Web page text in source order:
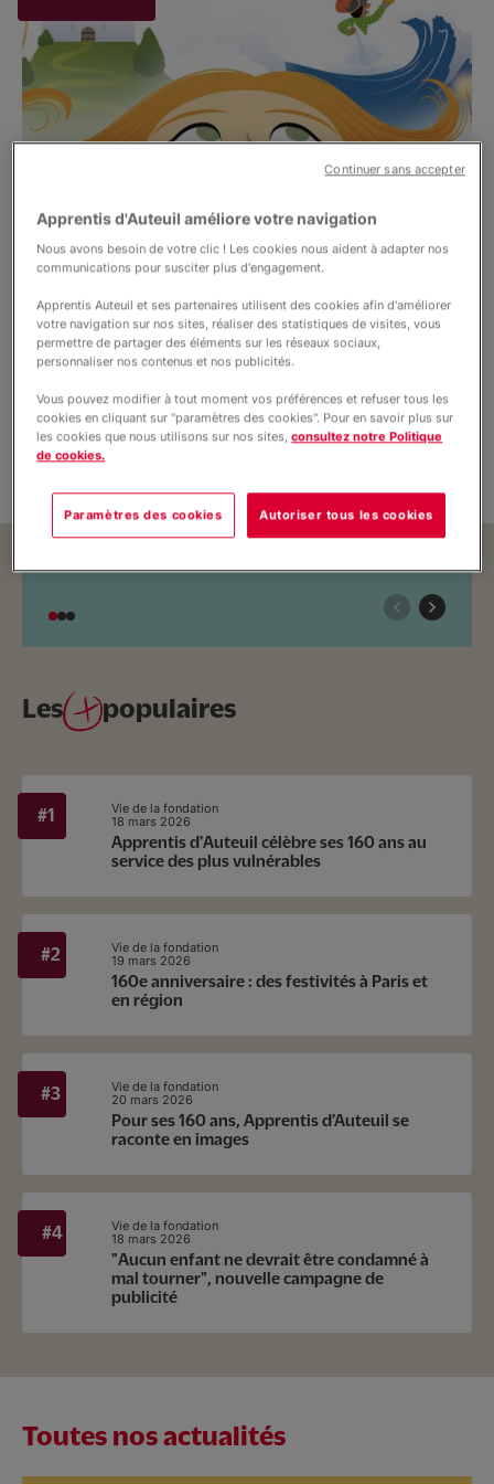
Nous soutenir
Vous accompagner
Témoignages
Vie de la fondation
Partenariats
Société
Petite enfance
Accompagnement des parents 05 août 2026
Comment développer l’imaginaire
des enfants ?
Les populaires
Vie de la fondation
18 mars 2026
Apprentis d'Auteuil célèbre ses 160 ans au
service des plus vulnérables
Vie de la fondation
19 mars 2026
160e anniversaire : des festivités à Paris et
en région
Vie de la fondation
20 mars 2026
Pour ses 160 ans, Apprentis d’Auteuil se
raconte en images
Vie de la fondation
18 mars 2026
"Aucun enfant ne devrait être condamné à
mal tourner", nouvelle campagne de
publicité
Toutes nos actualités
Apprentis d'Auteuil améliore votre navigation
Nous avons besoin de votre clic ! Les cookies nous aident à adapter nos
communications pour susciter plus d'engagement.
Apprentis Auteuil et ses partenaires utilisent des cookies afin d'améliorer
votre navigation sur nos sites, réaliser des statistiques de visites, vous
permettre de partager des éléments sur les réseaux sociaux,
personnaliser nos contenus et nos publicités.
Vous pouvez modifier à tout moment vos préférences et refuser tous les
cookies en cliquant sur "paramètres des cookies". Pour en savoir plus sur
les cookies que nous utilisons sur nos sites,consultez notre Politique
de cookies.
Paramètres des cookies Autoriser tous les cookies
Continuer sans accepter